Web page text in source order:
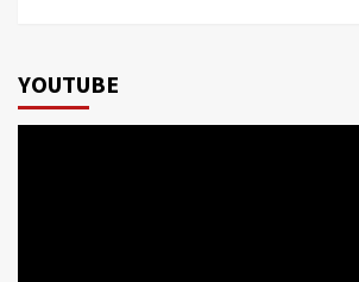
YOUTUBE